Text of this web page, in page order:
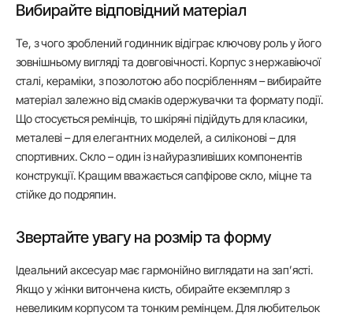
Вибирайте відповідний матеріал
Те, з чого зроблений годинник відіграє ключову роль у його
зовнішньому вигляді та довговічності. Корпус з нержавіючої
сталі, кераміки, з позолотою або посрібленням – вибирайте
матеріал залежно від смаків одержувачки та формату події.
Що стосується ремінців, то шкіряні підійдуть для класики,
металеві – для елегантних моделей, а силіконові – для
спортивних. Скло – один із найуразливіших компонентів
конструкції. Кращим вважається сапфірове скло, міцне та
стійке до подряпин.
Звертайте увагу на розмір та форму
Ідеальний аксесуар має гармонійно виглядати на зап’ясті.
Якщо у жінки витончена кисть, обирайте екземпляр з
невеликим корпусом та тонким ремінцем. Для любительок